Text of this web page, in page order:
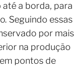
a borda, para
Seguindo essas
por mais
na produção
pontos de